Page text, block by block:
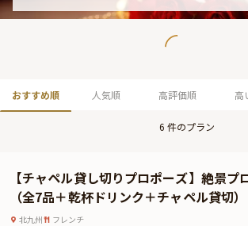
閲覧履歴
閲覧履歴はありません
TOP
よくあるご質問
お問い合わせ
おすすめ順 人気順 高評価順 高
6 件のプラン
【チャペル貸し切りプロポーズ】絶景プ
（全7品＋乾杯ドリンク＋チャペル貸切）
北九州 フレンチ